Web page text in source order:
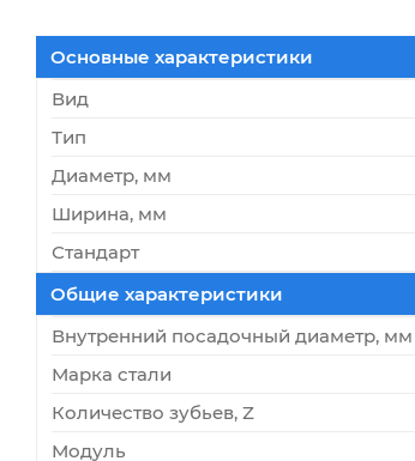
Основные характеристики
Вид
Тип
Диаметр, мм
Ширина, мм
Стандарт
Общие характеристики
Внутренний посадочный диаметр, мм
Марка стали
Количество зубьев, Z
Модуль